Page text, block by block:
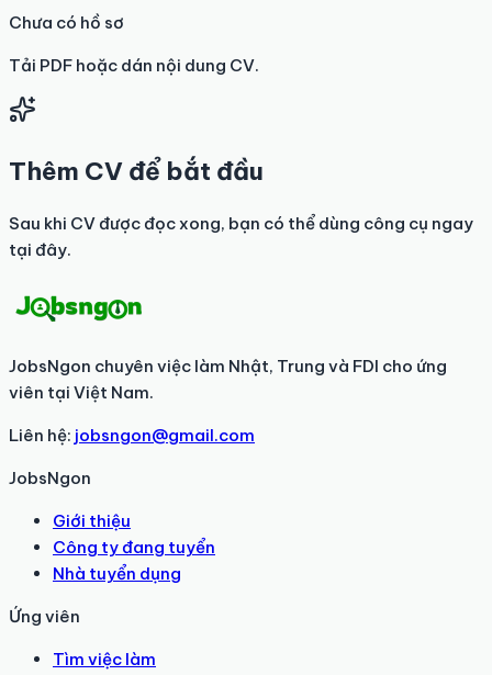
Chưa có hồ sơ
Tải PDF hoặc dán nội dung CV.
Thêm CV để bắt đầu
Sau khi CV được đọc xong, bạn có thể dùng công cụ ngay
tại đây.
JobsNgon chuyên việc làm Nhật, Trung và FDI cho ứng
viên tại Việt Nam.
Liên hệ: jobsngon@gmail.com
JobsNgon
Giới thiệu
Công ty đang tuyển
Nhà tuyển dụng
Ứng viên
Tìm việc làm